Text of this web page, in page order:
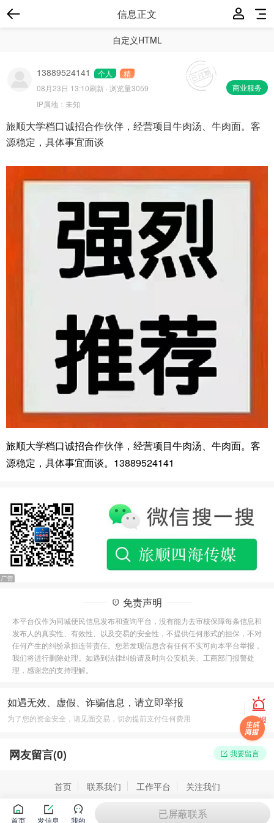
信息正文
自定义HTML
13889524141 个人
精
商业服务
08月23日 13:10刷新 · 浏览量3059
IP属地： 未知
旅顺大学档口诚招合作伙伴，经营项目牛肉汤、牛肉面。客
源稳定，具体事宜面谈
旅顺大学档口诚招合作伙伴，经营项目牛肉汤、牛肉面。客
源稳定，具体事宜面谈。13889524141
免责声明
本平台仅作为同城便民信息发布和查询平台，没有能力去审核保障每条信息和
发布人的真实性、有效性、以及交易的安全性，不提供任何形式的担保，不对
任何产生的纠纷承担连带责任。您若发现信息含有任何不实可向本平台举报，
我们将进行删除处理。如遇到法律纠纷请及时向公安机关、工商部门报警处
理，感谢您的支持理解。
如遇无效、虚假、诈骗信息，请立即举报
为了您的资金安全，请见面交易，切勿提前支付任何费用 举报
网友留言(0) 我要留言
首页 发信息 我的 已屏蔽联系
首页 联系我们 工作平台 关注我们